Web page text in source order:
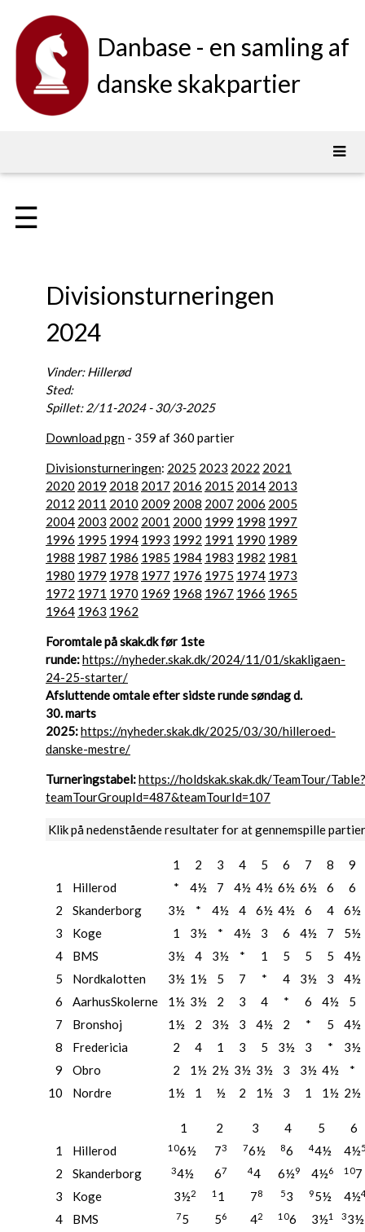
Danbase - en samling af
danske skakpartier
☰
Divisionsturneringen
2024
Vinder: Hillerød
Sted:
Spillet: 2/11-2024 - 30/3-2025
Download pgn - 359 af 360 partier
Divisionsturneringen: 2025 2023 2022 2021
2020 2019 2018 2017 2016 2015 2014 2013
2012 2011 2010 2009 2008 2007 2006 2005
2004 2003 2002 2001 2000 1999 1998 1997
1996 1995 1994 1993 1992 1991 1990 1989
1988 1987 1986 1985 1984 1983 1982 1981
1980 1979 1978 1977 1976 1975 1974 1973
1972 1971 1970 1969 1968 1967 1966 1965
1964 1963 1962
Foromtale på skak.dk før 1ste
runde:https://nyheder.skak.dk/2024/11/01/skakligaen-
24-25-starter/
Afsluttende omtale efter sidste runde søndag d.
30. marts
2025:https://nyheder.skak.dk/2025/03/30/hilleroed-
danske-mestre/
Turneringstabel:https://holdskak.skak.dk/TeamTour/Table?
teamTourGroupId=487&teamTourId=107
Klik på nedenstående resultater for at gennemspille partier
1 2 3 4 5 6 7 8
9
1
Hillerod * 4½ 7 4½ 4½ 6½ 6½ 6
6
2
Skanderborg 3½ * 4½ 4 6½ 4½ 6 4
6½
3
Koge 1 3½ * 4½ 3 6 4½ 7
5½
4
BMS 3½ 4 3½ * 1 5 5 5
4½
5
Nordkalotten 3½ 1½ 5 7 * 4 3½ 3
4½
6
AarhusSkolerne 1½ 3½ 2 3 4 * 6 4½
5
7
Bronshoj 1½ 2 3½ 3 4½ 2 * 5
4½
8
Fredericia 2 4 1 3 5 3½ 3 *
3½
9
Obro 2 1½ 2½ 3½ 3½ 3 3½ 4½
*
10
Nordre 1½ 1 ½ 2 1½ 3 1 1½ 2½
1 2 3 4 5
6
1
Hillerod 106½ 73 76½ 86 44½ 4½
2 Skanderborg 34½ 67 44 6½9 4½6 107
3
Koge 3½2 1 1 78 53 95½ 4½
4 BMS 75 56 42 106 3½1 3